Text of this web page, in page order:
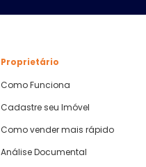
Proprietário
Como Funciona
Cadastre seu Imóvel
Como vender mais rápido
Análise Documental